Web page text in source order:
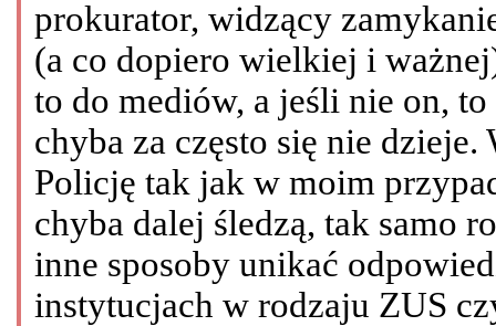
prokurator, widzący
(a co dopiero wielkiej i
to do mediów, a jeśli nie on,
chyba za często się nie
Policję tak jak w moim
chyba dalej śledzą, tak samo
inne sposoby unikać
instytucjach w rodzaju ZUS